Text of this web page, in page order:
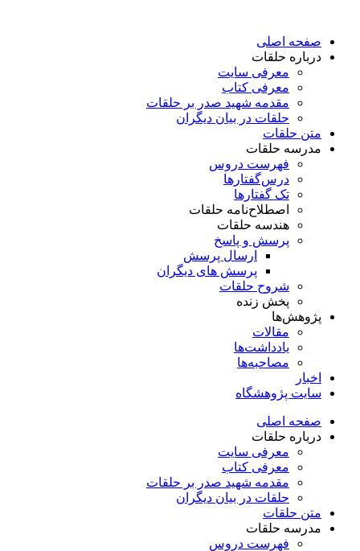
محتوا
صفحه اصلی
درباره حلقات
معرفی سایت
معرفی کتاب
مقدمه شهید صدر بر حلقات
حلقات در بیان دیگران
متن حلقات
مدرسه حلقات
فهرست دروس
درس‌گفتار‌ها
تک گفتارها
اصطلاح‌نامه حلقات
هندسه حلقات
پرسش و پاسخ
ارسال پرسش
پرسش های دیگران
شروح حلقات
پخش زنده
پژوهش‌ها
مقالات
یادداشت‌ها
مصاحبه‌ها
اخبار
سایت پژوهشگاه
صفحه اصلی
درباره حلقات
معرفی سایت
معرفی کتاب
مقدمه شهید صدر بر حلقات
حلقات در بیان دیگران
متن حلقات
مدرسه حلقات
فهرست دروس